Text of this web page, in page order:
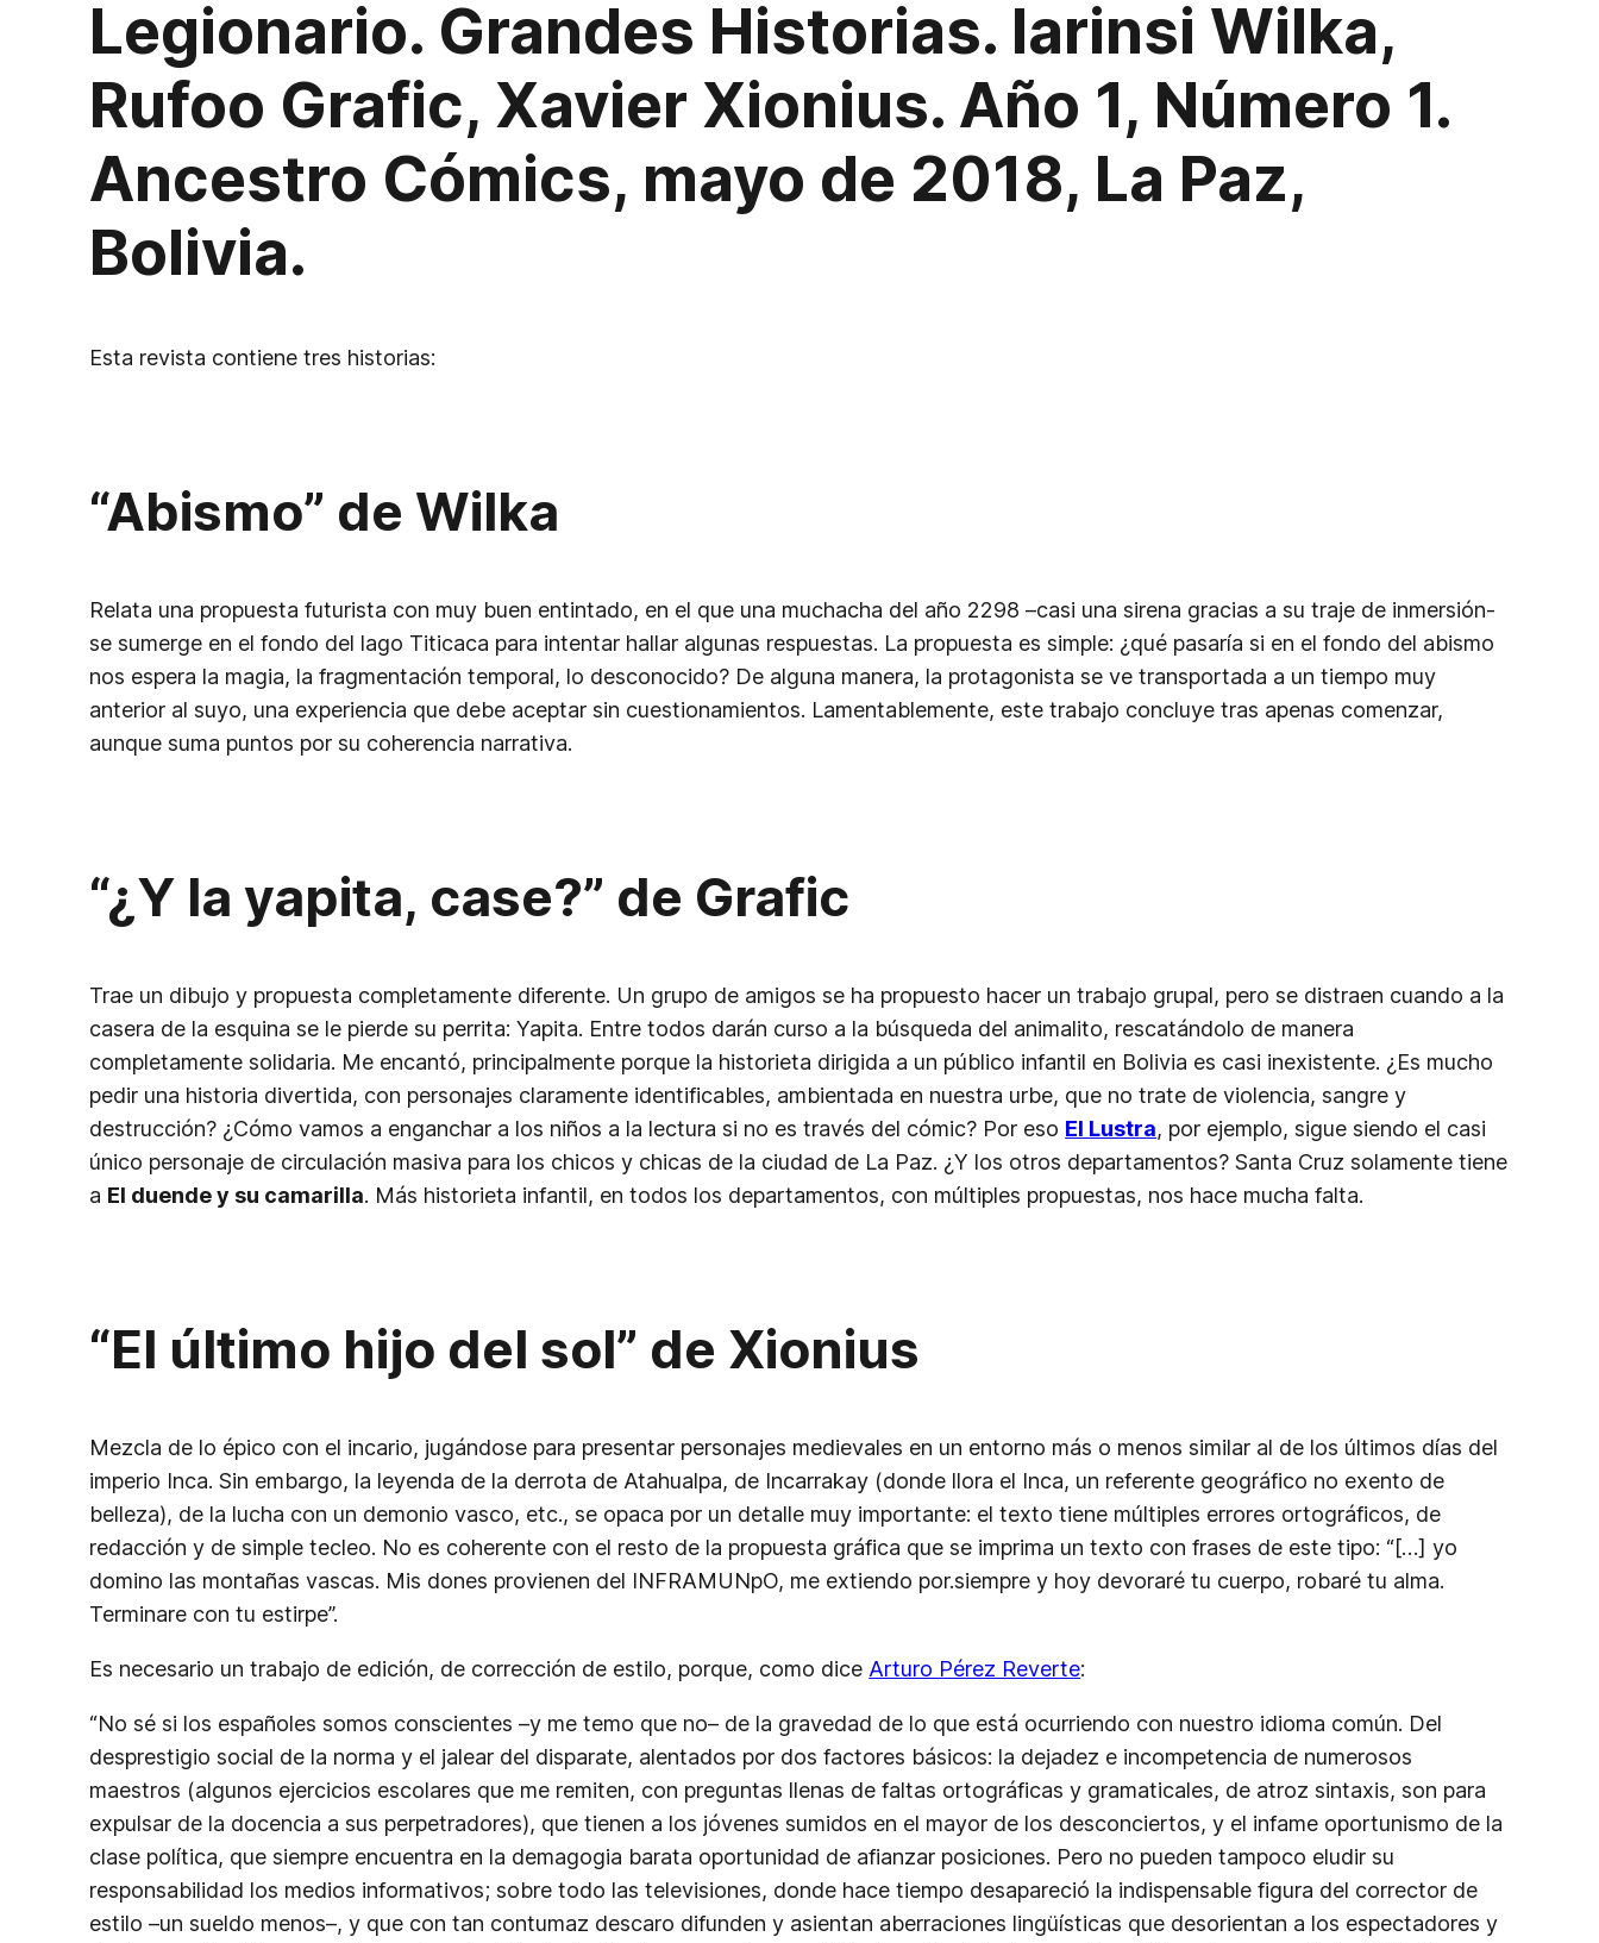
Legionario. Grandes Historias. Iarinsi Wilka,
Rufoo Grafic, Xavier Xionius. Año 1, Número 1.
Ancestro Cómics, mayo de 2018, La Paz,
Bolivia.
Esta revista contiene tres historias:
“Abismo” de Wilka
Relata una propuesta futurista con muy buen entintado, en el que una muchacha del año 2298 –casi una sirena gracias a su traje de inmersión-
se sumerge en el fondo del lago Titicaca para intentar hallar algunas respuestas. La propuesta es simple: ¿qué pasaría si en el fondo del abismo
nos espera la magia, la fragmentación temporal, lo desconocido? De alguna manera, la protagonista se ve transportada a un tiempo muy
anterior al suyo, una experiencia que debe aceptar sin cuestionamientos. Lamentablemente, este trabajo concluye tras apenas comenzar,
aunque suma puntos por su coherencia narrativa.
“¿Y la yapita, case?” de Grafic
Trae un dibujo y propuesta completamente diferente. Un grupo de amigos se ha propuesto hacer un trabajo grupal, pero se distraen cuando a la
casera de la esquina se le pierde su perrita: Yapita. Entre todos darán curso a la búsqueda del animalito, rescatándolo de manera
completamente solidaria. Me encantó, principalmente porque la historieta dirigida a un público infantil en Bolivia es casi inexistente. ¿Es mucho
pedir una historia divertida, con personajes claramente identificables, ambientada en nuestra urbe, que no trate de violencia, sangre y
destrucción? ¿Cómo vamos a enganchar a los niños a la lectura si no es través del cómic? Por eso El Lustra, por ejemplo, sigue siendo el casi
único personaje de circulación masiva para los chicos y chicas de la ciudad de La Paz. ¿Y los otros departamentos? Santa Cruz solamente tiene
a El duende y su camarilla. Más historieta infantil, en todos los departamentos, con múltiples propuestas, nos hace mucha falta.
“El último hijo del sol” de Xionius
Mezcla de lo épico con el incario, jugándose para presentar personajes medievales en un entorno más o menos similar al de los últimos días del
imperio Inca. Sin embargo, la leyenda de la derrota de Atahualpa, de Incarrakay (donde llora el Inca, un referente geográfico no exento de
belleza), de la lucha con un demonio vasco, etc., se opaca por un detalle muy importante: el texto tiene múltiples errores ortográficos, de
redacción y de simple tecleo. No es coherente con el resto de la propuesta gráfica que se imprima un texto con frases de este tipo: “[…] yo
domino las montañas vascas. Mis dones provienen del INFRAMUNpO, me extiendo por.siempre y hoy devoraré tu cuerpo, robaré tu alma.
Terminare con tu estirpe”.
Es necesario un trabajo de edición, de corrección de estilo, porque, como diceArturo Pérez Reverte:
“No sé si los españoles somos conscientes –y me temo que no– de la gravedad de lo que está ocurriendo con nuestro idioma común. Del
desprestigio social de la norma y el jalear del disparate, alentados por dos factores básicos: la dejadez e incompetencia de numerosos
maestros (algunos ejercicios escolares que me remiten, con preguntas llenas de faltas ortográficas y gramaticales, de atroz sintaxis, son para
expulsar de la docencia a sus perpetradores), que tienen a los jóvenes sumidos en el mayor de los desconciertos, y el infame oportunismo de la
clase política, que siempre encuentra en la demagogia barata oportunidad de afianzar posiciones. Pero no pueden tampoco eludir su
responsabilidad los medios informativos; sobre todo las televisiones, donde hace tiempo desapareció la indispensable figura del corrector de
estilo –un sueldo menos–, y que con tan contumaz descaro difunden y asientan aberraciones lingüísticas que desorientan a los espectadores y